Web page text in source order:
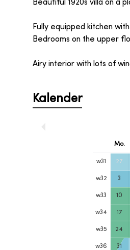
Beautiful 1920s villa on a
Fully equipped kitchen
Bedrooms on the upper
Airy interior with lots of
Kalender
Mo.
w31 27
w32 3
w33 10
w34 17
w35 24
w36 31